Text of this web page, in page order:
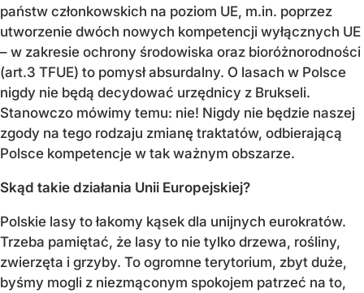
państw członkowskich na poziom UE, m.in. poprzez
utworzenie dwóch nowych kompetencji wyłącznych UE
– w zakresie ochrony środowiska oraz bioróżnorodności
(art.3 TFUE) to pomysł absurdalny. O lasach w Polsce
nigdy nie będą decydować urzędnicy z Brukseli.
Stanowczo mówimy temu: nie! Nigdy nie będzie naszej
zgody na tego rodzaju zmianę traktatów, odbierającą
Polsce kompetencje w tak ważnym obszarze.
Skąd takie działania Unii Europejskiej?
Polskie lasy to łakomy kąsek dla unijnych eurokratów.
Trzeba pamiętać, że lasy to nie tylko drzewa, rośliny,
zwierzęta i grzyby. To ogromne terytorium, zbyt duże,
byśmy mogli z niezmąconym spokojem patrzeć na to,